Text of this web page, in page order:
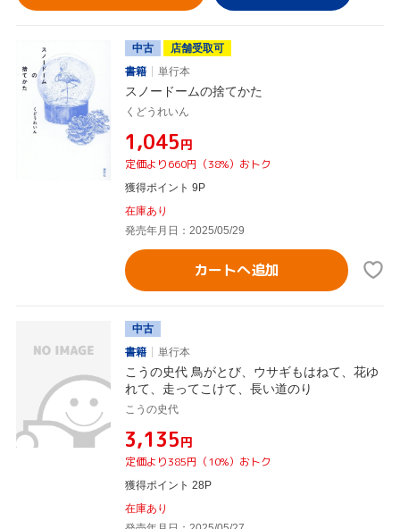
中古
店舗受取可
書籍
単行本
スノードームの捨てかた
くどうれいん
¥1,045円
定価より660円（38%）おトク
獲得ポイント 9P
在庫あり
発売年月日：2025/05/29
カートへ追加
中古
書籍
単行本
こうの史代 鳥がとび、ウサギもはねて、花ゆ
れて、走ってこけて、長い道のり
こうの史代
¥3,135円
定価より385円（10%）おトク
獲得ポイント 28P
在庫あり